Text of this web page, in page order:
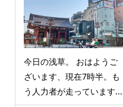
今日の浅草。 おはようご
ざいます、現在7時半。も
う人力者が走っています...